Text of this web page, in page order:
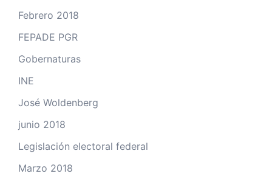
Febrero 2018
FEPADE PGR
Gobernaturas
INE
José Woldenberg
junio 2018
Legislación electoral federal
Marzo 2018